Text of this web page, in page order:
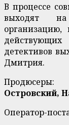
В процессе
выходят на
детективов
Дмитрия.
Продюсеры:
Островский,
Оператор-